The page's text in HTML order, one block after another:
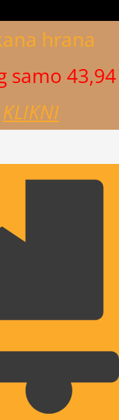
hrana
samo 43,94
KLIKNI